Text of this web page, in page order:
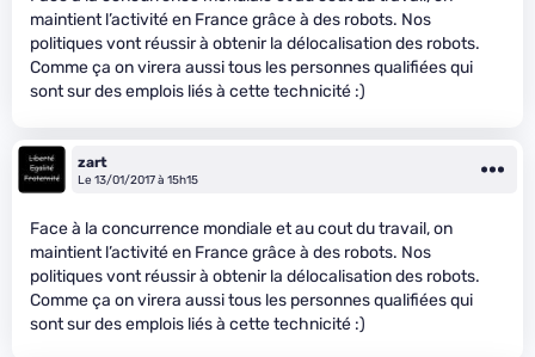
maintient l’activité en France grâce à des robots. Nos
politiques vont réussir à obtenir la délocalisation des robots.
Comme ça on virera aussi tous les personnes qualifiées qui
sont sur des emplois liés à cette technicité :)
zart
Le 13/01/2017 à 15h15
Face à la concurrence mondiale et au cout du travail, on
maintient l’activité en France grâce à des robots. Nos
politiques vont réussir à obtenir la délocalisation des robots.
Comme ça on virera aussi tous les personnes qualifiées qui
sont sur des emplois liés à cette technicité :)